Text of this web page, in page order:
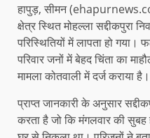
हापुड़, सीमन
क्षेत्र स्थित मोहल्ला सद्दीकपुरा
परिस्थितियों में लापता हो
परिवार जनों में बेहद चिंता का
मामला कोतवाली में दर्ज कराया है।
प्राप्त जानकारी के अनुसार
करता है जो कि मंगलवार की